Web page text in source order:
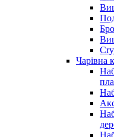
Чарівна